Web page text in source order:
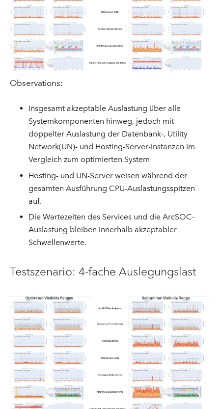
Observations:
Insgesamt akzeptable Auslastung über alle
Systemkomponenten hinweg, jedoch mit
doppelter Auslastung der Datenbank-, Utility
Network(UN)- und Hosting-Server-Instanzen im
Vergleich zum optimierten System
Hosting- und UN-Server weisen während der
gesamten Ausführung CPU-Auslastungsspitzen
auf.
Die Wartezeiten des Services und die ArcSOC-
Auslastung bleiben innerhalb akzeptabler
Schwellenwerte.
Testszenario: 4-fache Auslegungslast